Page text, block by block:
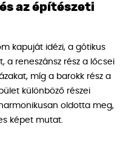
az építészeti
kapuját idézi, a gótikus
a reneszánsz rész a lőcsei
míg a barokk rész a
különböző részei
oldotta meg,
képet mutat.